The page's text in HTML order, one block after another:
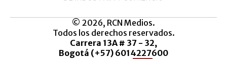
© 2026, RCN Medios.
Todos los derechos reservados.
Carrera 13A # 37 - 32,
Bogotá (+57) 6014227600